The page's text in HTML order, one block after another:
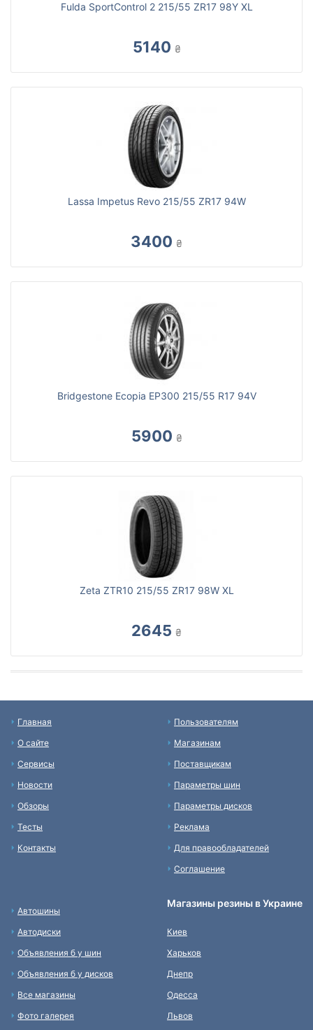
Fulda SportControl 2 215/55 ZR17 98Y XL
5140 ₴
Lassa Impetus Revo 215/55 ZR17 94W
3400 ₴
Bridgestone Ecopia EP300 215/55 R17 94V
5900 ₴
Zeta ZTR10 215/55 ZR17 98W XL
2645 ₴
Главная
О сайте
Сервисы
Новости
Обзоры
Тесты
Контакты
Пользователям
Магазинам
Поставщикам
Параметры шин
Параметры дисков
Реклама
Для правообладателей
Соглашение
Автошины
Автодиски
Объявления б у шин
Объявления б у дисков
Все магазины
Фото галерея
Магазины резины в Украине
Киев
Харьков
Днепр
Одесса
Львов